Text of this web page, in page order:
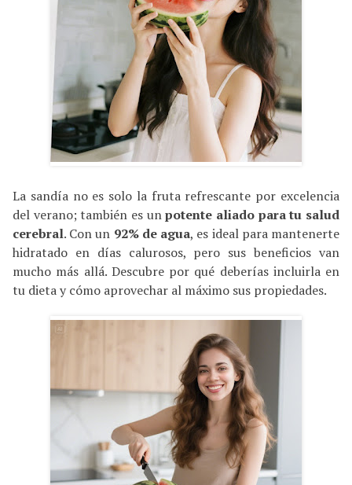
La sandía no es solo la fruta refrescante por excelencia
del verano; también es unpotente aliado para tu salud
cerebral. Con un 92% de agua, es ideal para mantenerte
hidratado en días calurosos, pero sus beneficios van
mucho más allá. Descubre por qué deberías incluirla en
tu dieta y cómo aprovechar al máximo sus propiedades.